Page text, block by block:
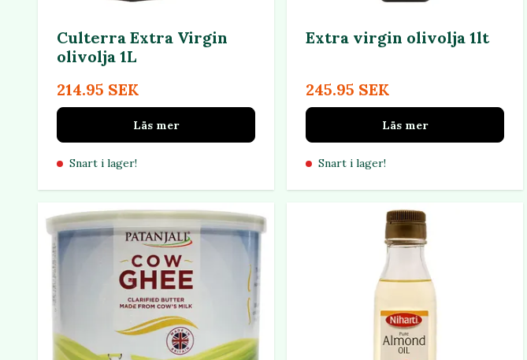
Culterra Extra Virgin
olivolja 1L
214.95 SEK
Läs mer
Snart i lager!
Extra virgin olivolja 1lt
245.95 SEK
Läs mer
Snart i lager!